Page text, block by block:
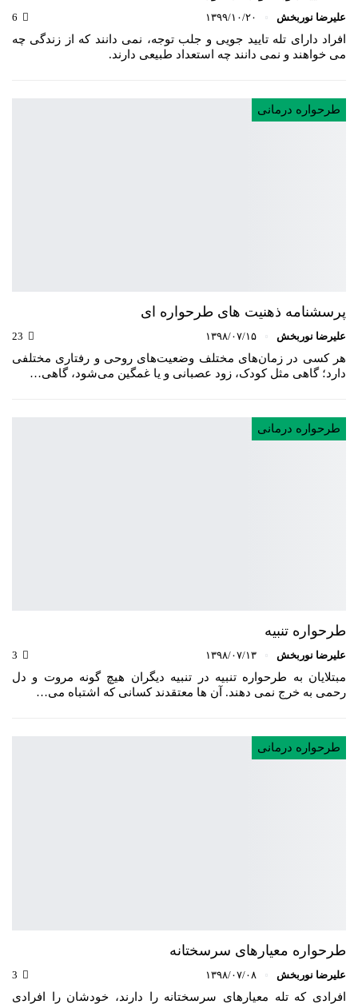
علیرضا نوربخش ۱۳۹۹/۱۰/۲۰
افراد دارای تله تایید جویی و جلب توجه، نمی دانند که از زندگی چه
می خواهند و نمی دانند چه استعداد طبیعی دارند.
طرحواره درمانی
پرسشنامه ذهنیت های طرحواره ای
علیرضا نوربخش ۱۳۹۸/۰۷/۱۵
هر کسی در زمان‌های مختلف وضعیت‌های روحی و رفتاری مختلفی
دارد؛ گاهی مثل کودک، زود عصبانی و یا غمگین می‌شود، گاهی…
طرحواره درمانی
طرحواره تنبیه
علیرضا نوربخش ۱۳۹۸/۰۷/۱۳
مبتلایان به طرحواره تنبیه در تنبیه دیگران هیچ گونه مروت و دل
رحمی به خرج نمی دهند. آن ها معتقدند کسانی که اشتباه می…
طرحواره درمانی
طرحواره معیارهای سرسختانه
علیرضا نوربخش ۱۳۹۸/۰۷/۰۸
افرادی که تله معیارهای سرسختانه را دارند، خودشان را افرادی